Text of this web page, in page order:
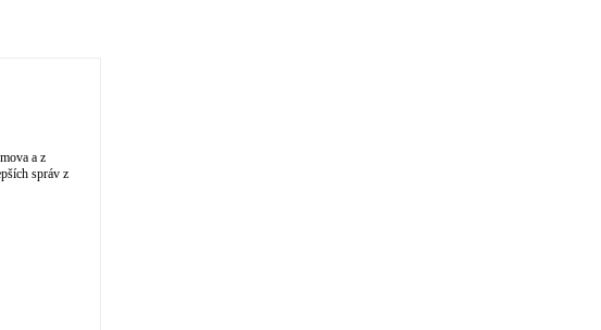
a z
správ z